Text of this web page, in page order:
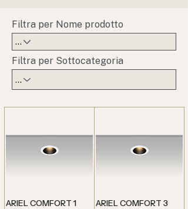
Filtra per Nome prodotto
Filtra per Sottocategoria
ARIEL COMFORT 1 ARIEL COMFORT 3